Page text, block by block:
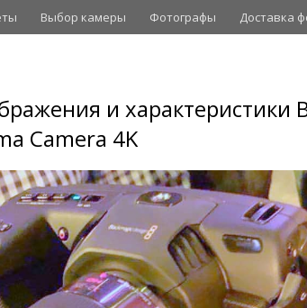
Выбор камеры Фотографы Доставка
и характеристики
Camera 4K